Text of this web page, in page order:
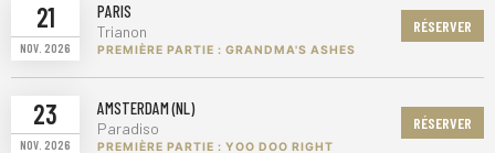
21
NOV. 2026
PARIS
Trianon
PREMIÈRE PARTIE : GRANDMA'S ASHES
RÉSERVER
23
NOV. 2026
AMSTERDAM (NL)
Paradiso
PREMIÈRE PARTIE : YOO DOO RIGHT
RÉSERVER